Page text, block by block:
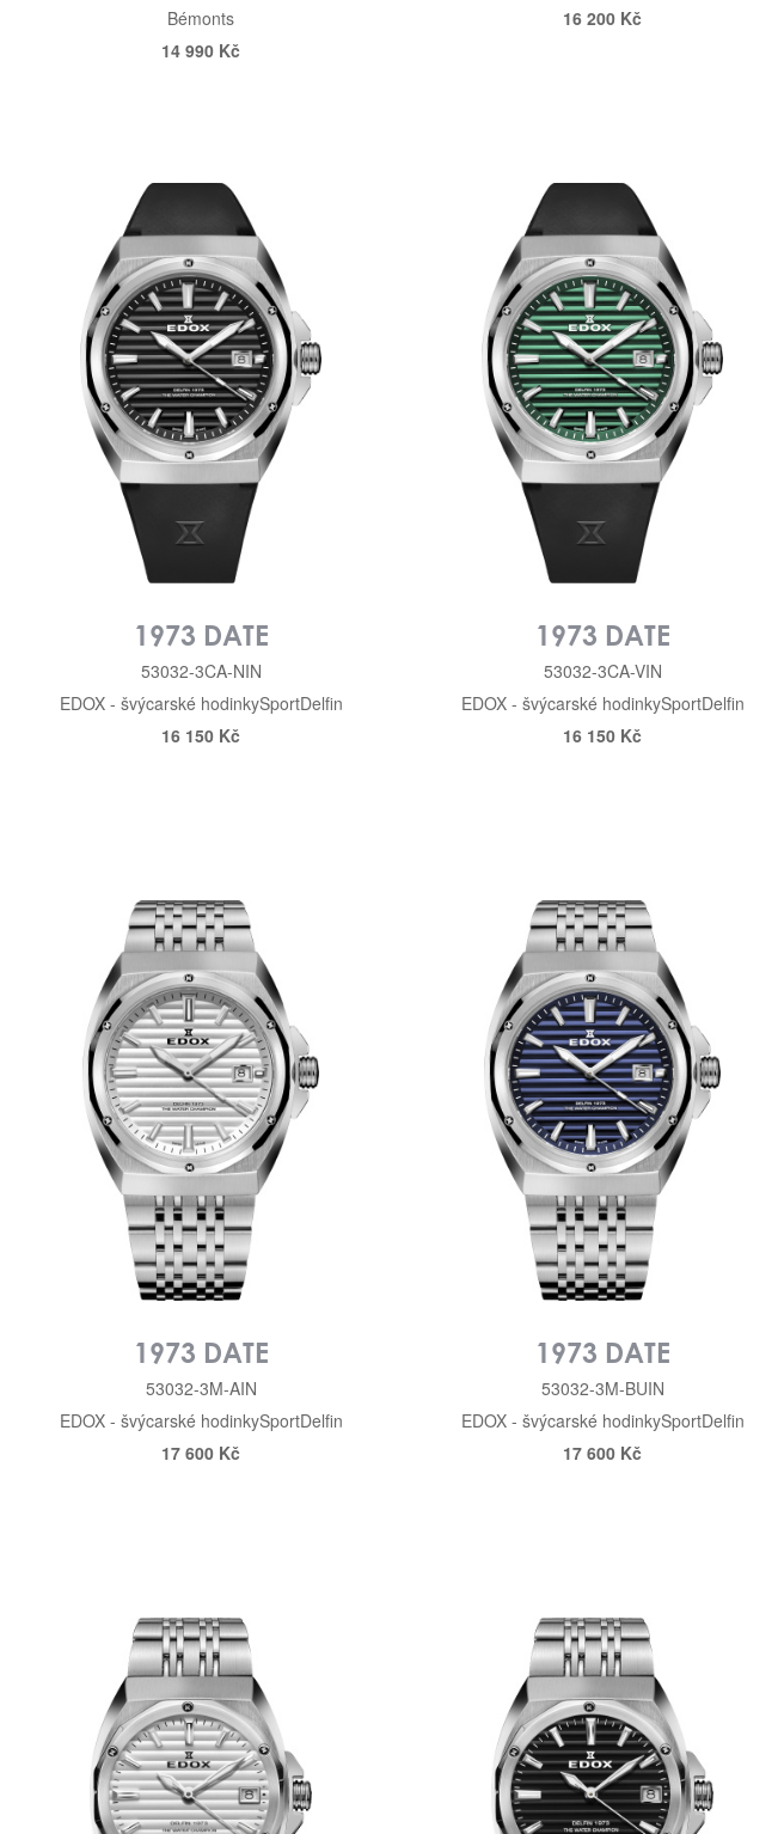
Bémonts
14 990 Kč
16 200 Kč
1973 DATE
53032-3CA-NIN
EDOX - švýcarské hodinkySportDelfin
16 150 Kč
1973 DATE
53032-3CA-VIN
EDOX - švýcarské hodinkySportDelfin
16 150 Kč
1973 DATE
53032-3M-AIN
EDOX - švýcarské hodinkySportDelfin
17 600 Kč
1973 DATE
53032-3M-BUIN
EDOX - švýcarské hodinkySportDelfin
17 600 Kč